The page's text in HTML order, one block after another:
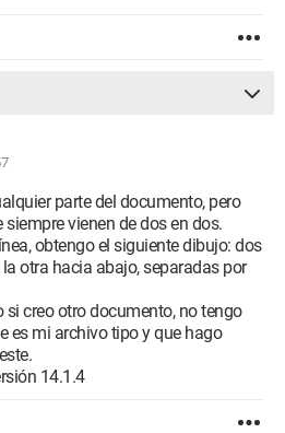
parte del documento, pero
vienen de dos en dos.
obtengo el siguiente dibujo: dos
otra hacia abajo, separadas por
si creo otro documento, no tengo
es mi archivo tipo y que hago
14.1.4